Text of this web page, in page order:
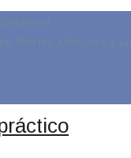
Martes, Miércoles y